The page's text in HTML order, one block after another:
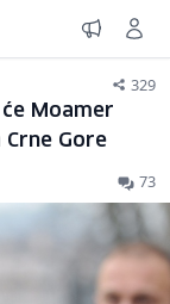
329
Moamer
Gore
73